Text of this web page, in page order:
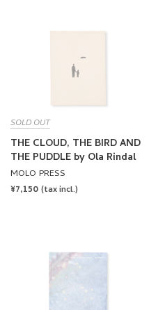
SOLD OUT
THE CLOUD, THE BIRD AND
THE PUDDLE by Ola Rindal
MOLO PRESS
REGULAR
¥7,150 (tax incl.)